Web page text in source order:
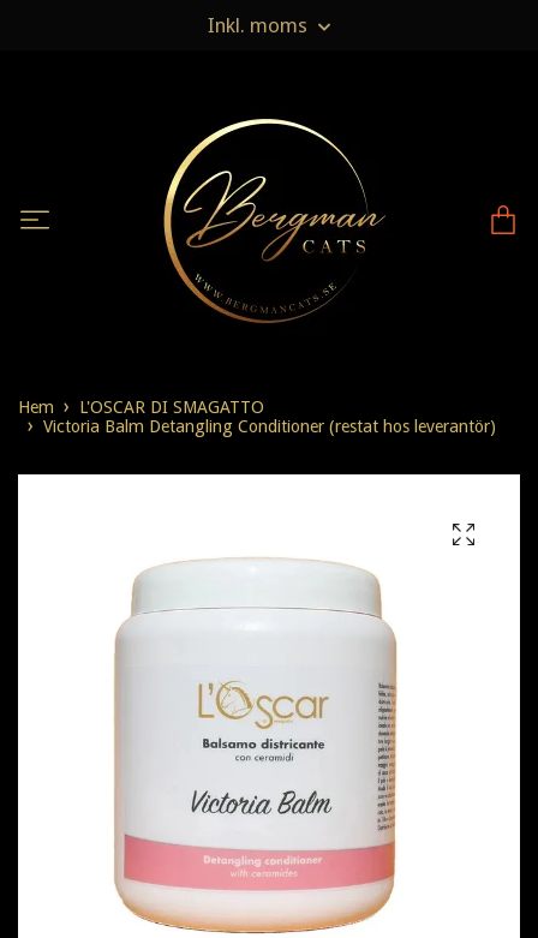
Inkl. moms
Hem
L'OSCAR DI SMAGATTO
Victoria Balm Detangling Conditioner (restat hos leverantör)